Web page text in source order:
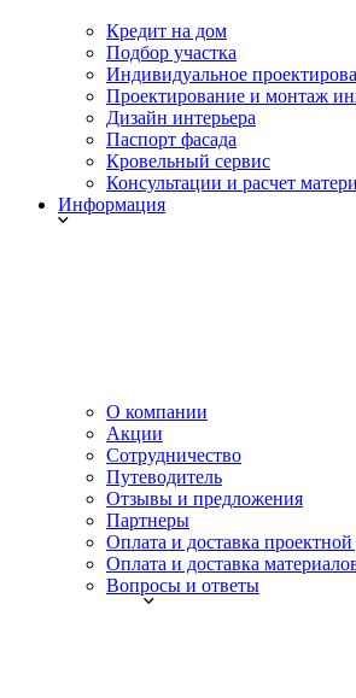
Кредит на дом
Подбор участка
Индивидуальное
Проектирование и монтаж
Дизайн интерьера
Паспорт фасада
Кровельный сервис
Консультации и расчет
Информация
О компании
Акции
Сотрудничество
Путеводитель
Отзывы и предложения
Партнеры
Оплата и доставка
Оплата и доставка
Вопросы и ответы